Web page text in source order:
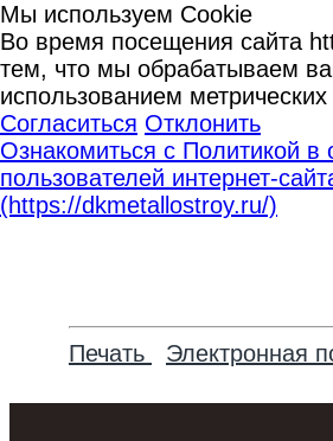
Печать Электронная
Мы используем Cookie
Во время посещения сайта
тем, что мы обрабатываем
использованием
Согласиться Отклонить
Ознакомиться с Политикой
пользователей интернет-
(https://dkmetallostroy.ru/)